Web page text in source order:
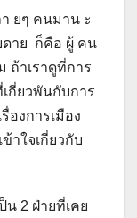
ยๆ คนมาน ะ
ดาย ก็คือ ผู้ คน
ถ้าเราดูที่การ
กี่ยวพันกับการ
องการเมือง
าใจเกี่ยวกับ
2 ฝ่ายที่เคย